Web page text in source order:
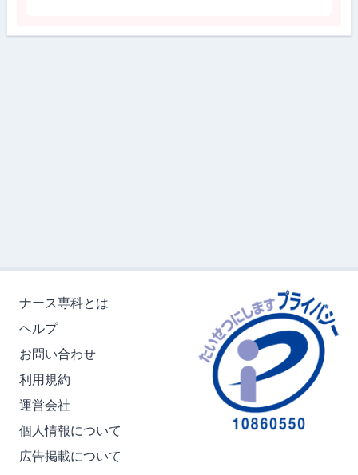
ナース専科とは
ヘルプ
お問い合わせ
利用規約
運営会社
個人情報について
広告掲載について